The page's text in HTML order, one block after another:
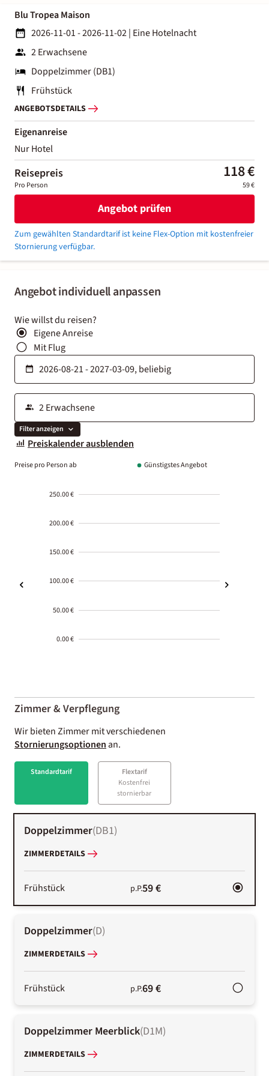
Angebot individuell anpassen
Wie willst du reisen?
Eigene Anreise
Mit Flug
Filter anzeigen
Preiskalender ausblenden
Preise pro Person ab Günstigstes Angebot
250.00 €
200.00 €
150.00 €
100.00 €
50.00 €
0.00 €
01-02
Zimmer & Verpflegung
Wir bieten Zimmer mit verschiedenen
Stornierungsoptionenan.
Standardtarif
Flextarif
Kostenfrei
stornierbar
Doppelzimmer(DB1)
ZIMMERDETAILS
Frühstück p.P.59 €
Doppelzimmer(D)
ZIMMERDETAILS
Frühstück p.P.69 €
Doppelzimmer Meerblick(D1M)
ZIMMERDETAILS
Blu Tropea Maison
2026-11-01 - 2026-11-02| Eine Hotelnacht
2 Erwachsene
Doppelzimmer (DB1)
Frühstück
ANGEBOTSDETAILS
Eigenanreise
Nur Hotel
Reisepreis 118 €
Pro Person 59 €
Angebot prüfen
Zum gewählten Standardtarif ist keine Flex-Option mit kostenfreier
Stornierung verfügbar.